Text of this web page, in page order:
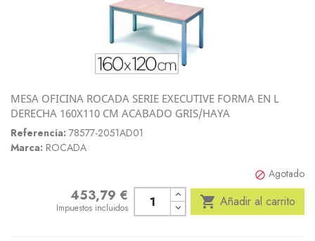
MESA OFICINA ROCADA SERIE EXECUTIVE FORMA EN L
DERECHA 160X110 CM ACABADO GRIS/HAYA
Referencia: 78577-2051AD01
Marca: ROCADA
 Agotado
Precio
453,79 €
Impuestos incluidos  Añadir al carrito